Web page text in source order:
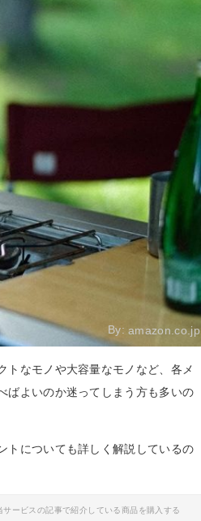
By:amazon.co.jp
トなモノや大容量なモノなど、各メ
ばよいのか迷ってしまう方も多いの
トについても詳しく解説しているの
ービスの記事で紹介している商品を購入する